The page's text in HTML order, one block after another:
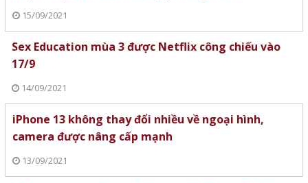
15/09/2021
Sex Education mùa 3 được Netflix công chiếu vào
17/9
14/09/2021
iPhone 13 không thay đổi nhiều về ngoại hình,
camera được nâng cấp mạnh
13/09/2021